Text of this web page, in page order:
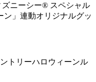
ニーシー® スペシャル
ン」連動オリジナルグッ
トリーハロウィーンル